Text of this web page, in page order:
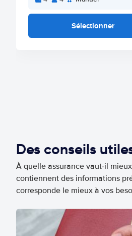
Sélectionner
Des conseils
À quelle assurance vaut-il
contiennent des informations
corresponde le mieux à vos